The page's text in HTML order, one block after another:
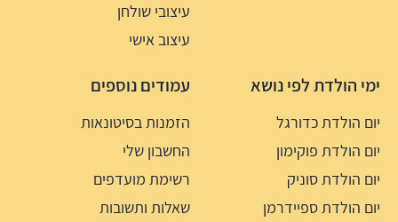
עיצובי שולחן
עיצוב אישי
ימי הולדת לפי נושא
יום הולדת כדורגל
יום הולדת פוקימון
יום הולדת סוניק
יום הולדת ספיידרמן
עמודים נוספים
הזמנות בסיטונאות
החשבון שלי
רשימת מועדפים
שאלות ותשובות